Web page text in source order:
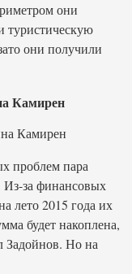
они
туристическую
они получили
Камирен
проблем пара
Из-за финансовых
лето 2015 года их
будет накоплена,
Задойнов. Но на